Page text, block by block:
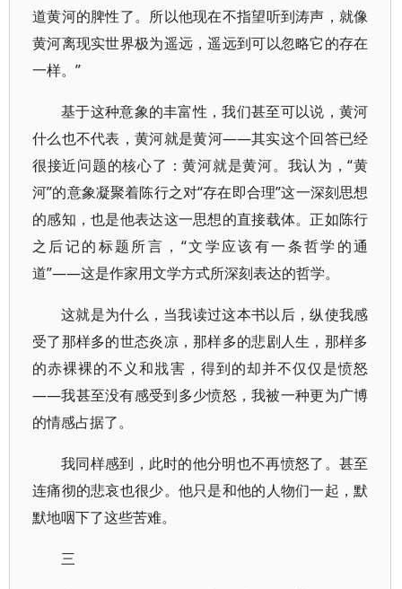
道黄河的脾性了。所以他现在不指望听到涛声，就像
黄河离现实世界极为遥远，遥远到可以忽略它的存在
一样。”
基于这种意象的丰富性，我们甚至可以说，黄河
什么也不代表，黄河就是黄河——其实这个回答已经
很接近问题的核心了：黄河就是黄河。我认为，“黄
河”的意象凝聚着陈行之对“存在即合理”这一深刻思想
的感知，也是他表达这一思想的直接载体。正如陈行
之后记的标题所言，“文学应该有一条哲学的通
道”——这是作家用文学方式所深刻表达的哲学。
这就是为什么，当我读过这本书以后，纵使我感
受了那样多的世态炎凉，那样多的悲剧人生，那样多
的赤裸裸的不义和戕害，得到的却并不仅仅是愤怒
——我甚至没有感受到多少愤怒，我被一种更为广博
的情感占据了。
我同样感到，此时的他分明也不再愤怒了。甚至
连痛彻的悲哀也很少。他只是和他的人物们一起，默
默地咽下了这些苦难。
三